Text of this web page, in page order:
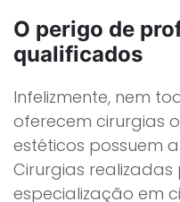
O perigo de
qualificados
Infelizmente, nem
oferecem cirurgias
estéticos possuem
Cirurgias
especialização em